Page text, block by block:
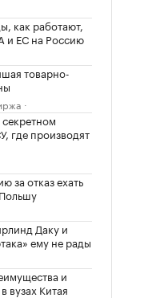
как работают,
и ЕС на Россию
товарно-
где производят
за отказ ехать
Даку и
ему не рады
и
вузах Китая